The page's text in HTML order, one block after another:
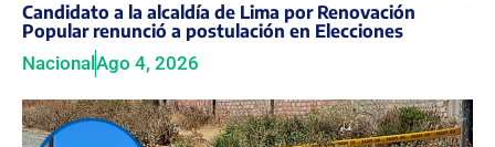
Candidato a la alcaldía de Lima por Renovación
Popular renunció a postulación en Elecciones
Nacional Ago 4, 2026